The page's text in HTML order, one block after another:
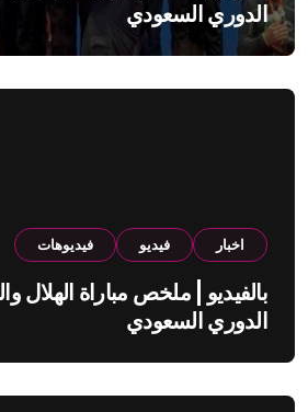
الدوري السعودي
اخبار فيديو فيديوهات
الدوري السعودي